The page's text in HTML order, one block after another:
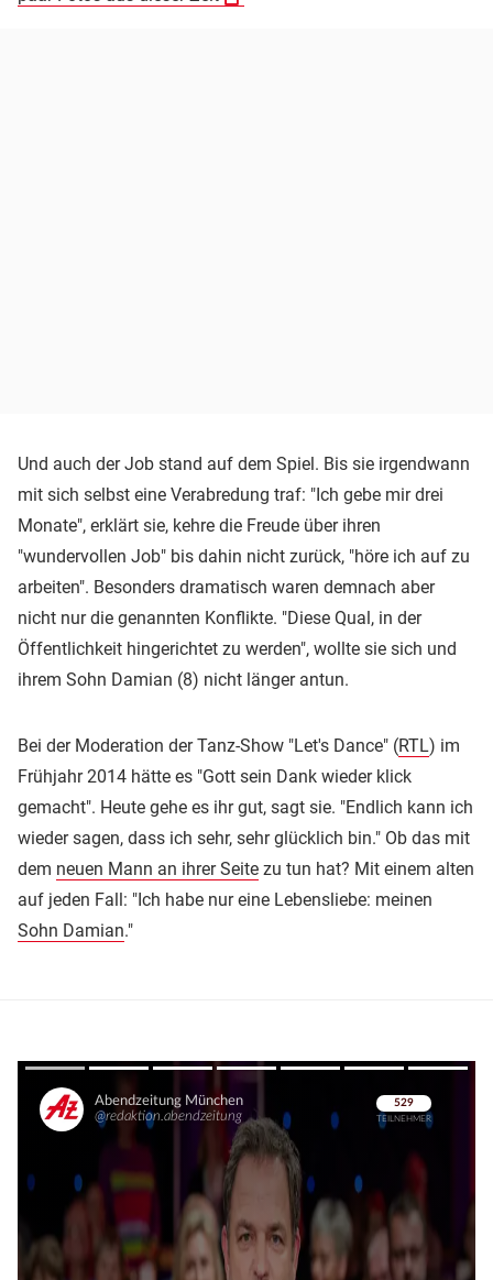
Und auch der Job stand auf dem Spiel. Bis sie irgendwann
mit sich selbst eine Verabredung traf: "Ich gebe mir drei
Monate", erklärt sie, kehre die Freude über ihren
"wundervollen Job" bis dahin nicht zurück, "höre ich auf zu
arbeiten". Besonders dramatisch waren demnach aber
nicht nur die genannten Konflikte. "Diese Qual, in der
Öffentlichkeit hingerichtet zu werden", wollte sie sich und
ihrem Sohn Damian (8) nicht länger antun.
Bei der Moderation der Tanz-Show "Let's Dance" (RTL) im
Frühjahr 2014 hätte es "Gott sein Dank wieder klick
gemacht". Heute gehe es ihr gut, sagt sie. "Endlich kann ich
wieder sagen, dass ich sehr, sehr glücklich bin." Ob das mit
dem neuen Mann an ihrer Seite zu tun hat? Mit einem alten
auf jeden Fall: "Ich habe nur eine Lebensliebe: meinen
Sohn Damian."
Überspringen